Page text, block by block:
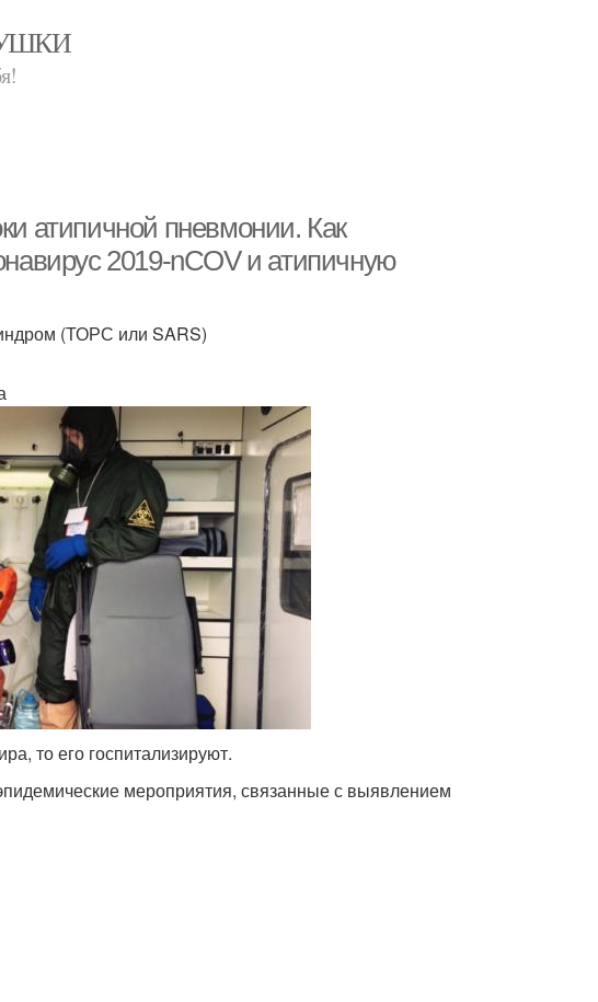
атипичной пневмонии. Как
2019-nCOV и атипичную
(ТОРС или SARS)
то его госпитализируют.
мероприятия, связанные с выявлением